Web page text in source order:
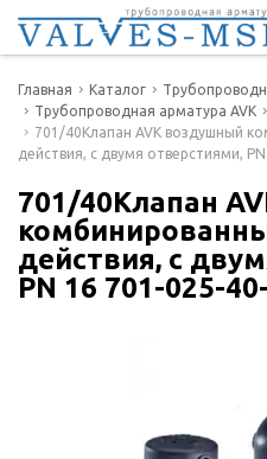
Телефоны
+7(977) 474-62-50
Отдел продаж
Главная Каталог
Трубопроводная арматура AVK
701/40Клапан AVK воздушный
действия, с двумя отверстиями,
701/40Клапан
действия, с
PN 16 701-025-